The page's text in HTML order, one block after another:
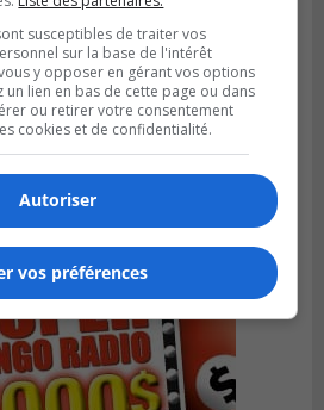
pour protéger son
susceptibles de traiter vos
sur la base de l'intérêt
y opposer en gérant vos options
un lien en bas de cette page ou dans
ou retirer votre consentement
cookies et de confidentialité.
Autoriser
vos préférences